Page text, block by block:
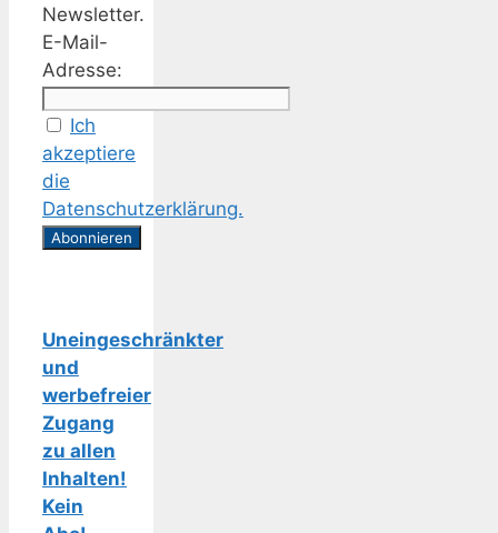
Newsletter.
E-Mail-
Adresse:
Ich
akzeptiere
die
Datenschutzerklärung.
Uneingeschränkter
und
werbefreier
Zugang
zu allen
Inhalten!
Kein